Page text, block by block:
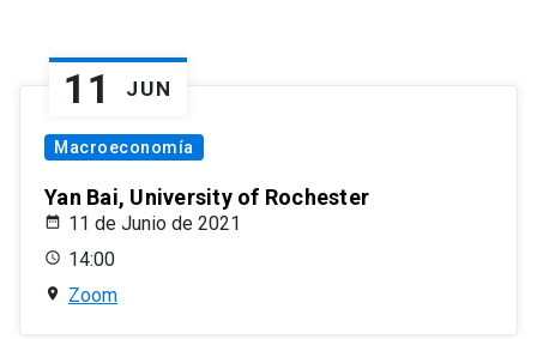
11 JUN
Macroeconomía
Yan Bai, University of Rochester
11 de Junio de 2021
14:00
Zoom